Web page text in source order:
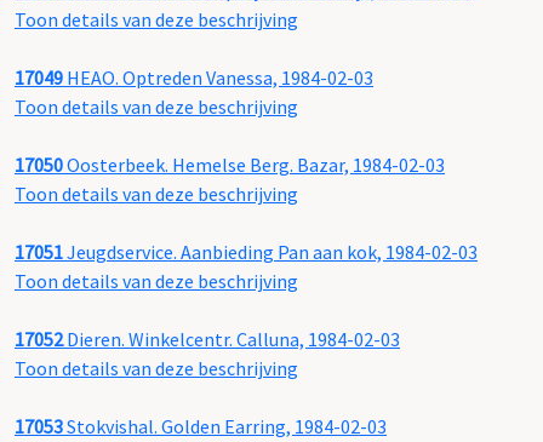
Toon details van deze beschrijving
17049 HEAO. Optreden Vanessa, 1984-02-03
Toon details van deze beschrijving
17050Oosterbeek. Hemelse Berg. Bazar, 1984-02-03
Toon details van deze beschrijving
17051Jeugdservice. Aanbieding Pan aan kok, 1984-02-03
Toon details van deze beschrijving
17052Dieren. Winkelcentr. Calluna, 1984-02-03
Toon details van deze beschrijving
17053Stokvishal. Golden Earring, 1984-02-03